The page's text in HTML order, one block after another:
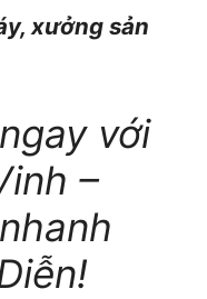
xưởng sản
với
–